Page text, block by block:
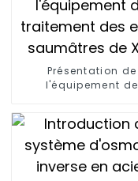
Présentation de
l'équipement de